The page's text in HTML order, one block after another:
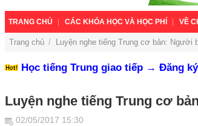
TRANG CHỦ CÁC KHÓA HỌC VÀ HỌC PHÍ VỀ
Trang chủ / Luyện nghe tiếng Trung cơ bản: Người
Học tiếng Trung giao tiếp → Đăng
Luyện nghe tiếng Trung cơ
02/05/2017 15:30